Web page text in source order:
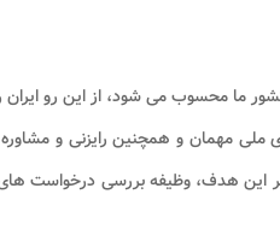
ما محسوب می شود، از این رو ایران
مهمان و همچنین رایزنی و مشاوره
این هدف، وظیفه بررسی درخواست